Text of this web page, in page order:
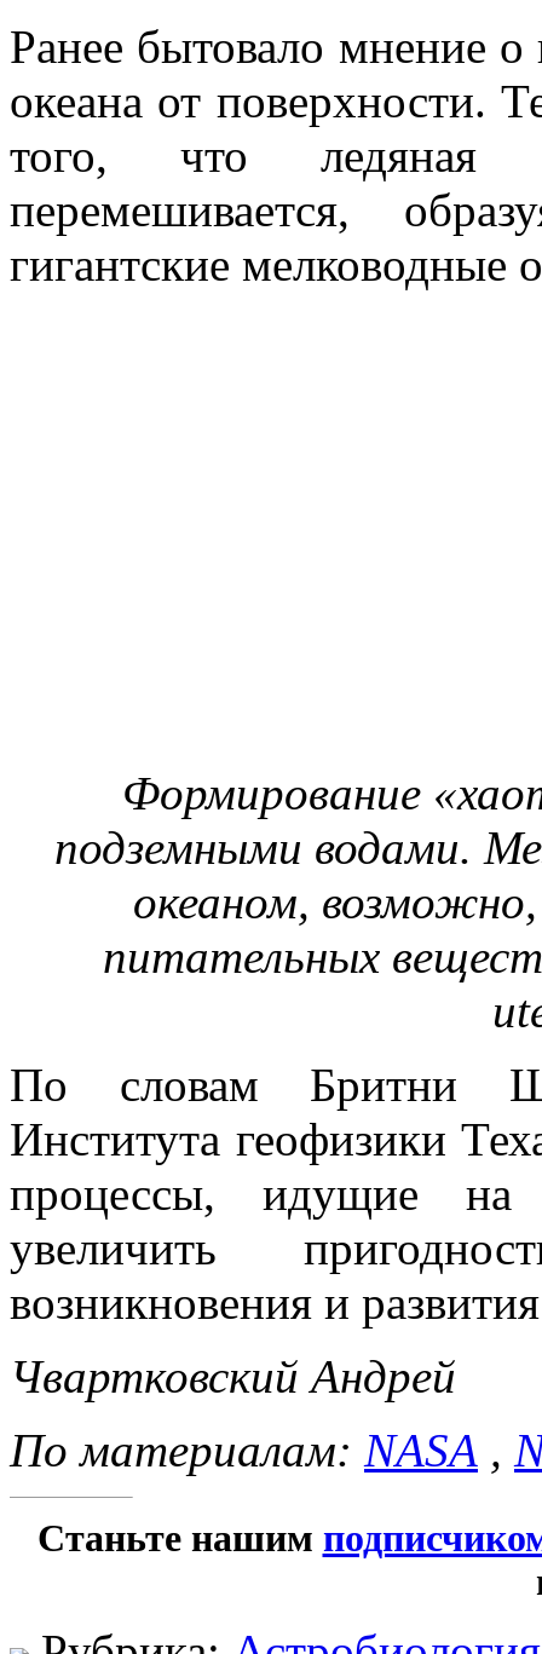
Ранее бытовало мнение
океана от поверхности.
того, что ледяная
перемешивается,
гигантские мелководные
Формирование
подземными водами.
океаном,
питательных
По словам Бритни
Института геофизики
процессы, идущие на
увеличить
возникновения и
Чвартковский Андрей
По материалам: NASA ,
Станьте нашим